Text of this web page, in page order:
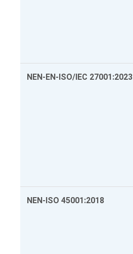
NEN-EN-ISO/IEC 27001:2023
NEN-ISO 45001:2018